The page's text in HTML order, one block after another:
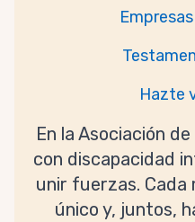
Hazte
En la Asociación
con discapacidad
unir fuerzas. Cada
único y, juntos,